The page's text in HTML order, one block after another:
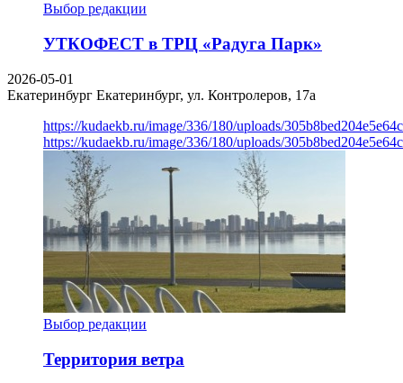
Выбор редакции
УТКОФЕСТ в ТРЦ «Радуга Парк»
2026-05-01
Екатеринбург Екатеринбург, ул. Контролеров, 17а
https://kudaekb.ru/image/336/180/uploads/
https://kudaekb.ru/image/336/180/uploads/
Выбор редакции
Территория ветра